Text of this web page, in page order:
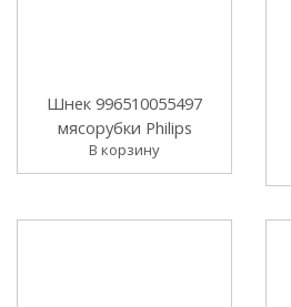
Шнек 996510055497
мясорубки Philips
В корзину